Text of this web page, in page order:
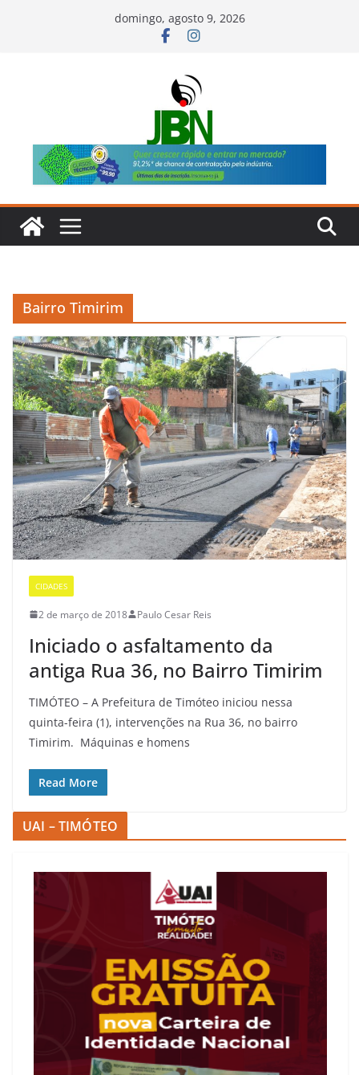
domingo, agosto 9, 2026
Bairro Timirim
CIDADES
2 de março de 2018 Paulo Cesar Reis
Iniciado o asfaltamento da
antiga Rua 36, no Bairro Timirim
TIMÓTEO – A Prefeitura de Timóteo iniciou nessa
quinta-feira (1), intervenções na Rua 36, no bairro
Timirim. Máquinas e homens
Read More
UAI – TIMÓTEO